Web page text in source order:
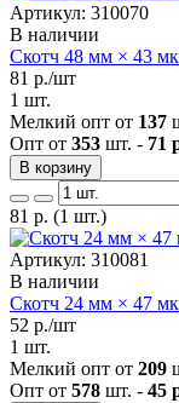
Артикул: 310070
В наличии
Скотч 48 мм × 43
81 р./шт
1 шт.
Мелкий опт от 137
Опт от 353 шт. - 71
В корзину
81 р. (1 шт.)
Артикул: 310081
В наличии
Скотч 24 мм × 47
52 р./шт
1 шт.
Мелкий опт от 209
Опт от 578 шт. - 45